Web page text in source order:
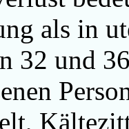
als in
32 und